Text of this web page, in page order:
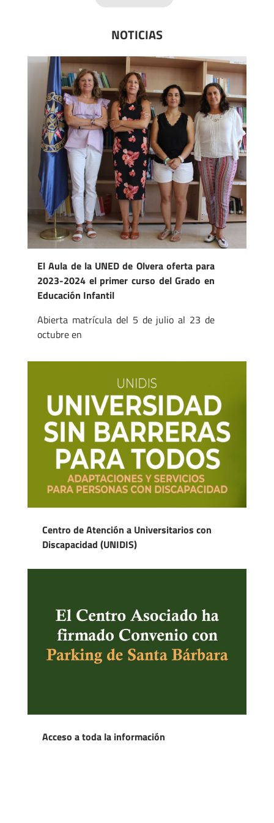
NOTICIAS
El Aula de la UNED de Olvera oferta para
2023-2024 el primer curso del Grado en
Educación Infantil
Abierta matrícula del 5 de julio al 23 de
octubre en
Centro de Atención a Universitarios con
Discapacidad (UNIDIS)
Acceso a toda la información